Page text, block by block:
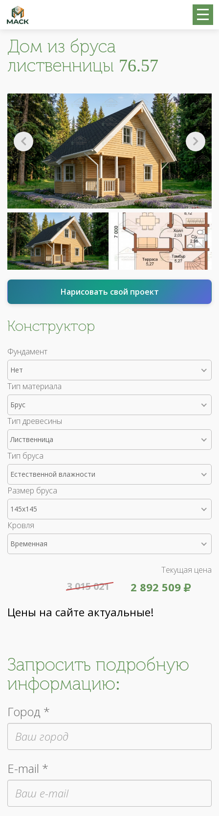
Дом из бруса
лиственницы 76.57
Нарисовать свой проект
Конструктор
Фундамент
Нет
Тип материала
Брус
Тип древесины
Лиственница
Тип бруса
Естественной влажности
Размер бруса
145x145
Кровля
Временная
Текущая цена
2 892 509
3 015 021
Цены на сайте актуальные!
Запросить подробную
информацию:
Город *
E-mail *